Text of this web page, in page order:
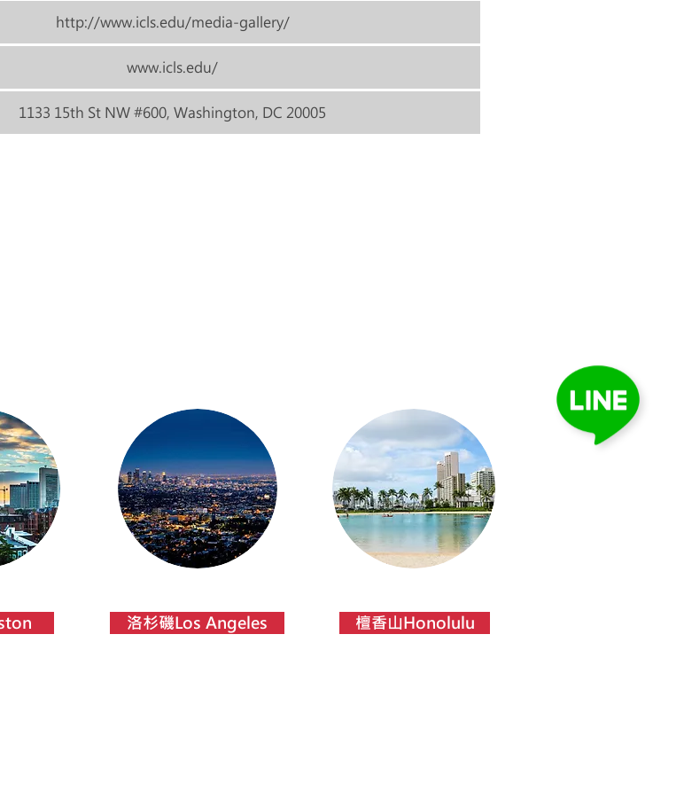
http://www.icls.edu/media-gallery/
www.icls.edu/
1133 15th St NW #600, Washington, DC 20005
洛杉磯Los Angeles 檀香山Honolulu